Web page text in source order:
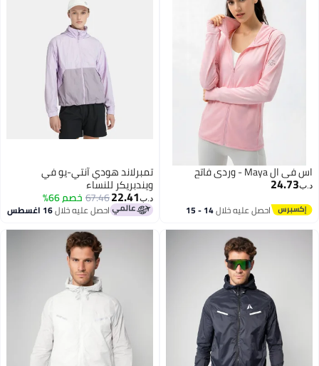
3
اس في ال Maya - وردي فاتح
د.ب‏24.73
احصل عليه خلال 14 - 15
2
تمبرلاند هودي آنتي-يو في
ويندبريكر للنساء
د.ب‏22.41
67.46 خصم 66%
احصل عليه خلال16 اغسطس